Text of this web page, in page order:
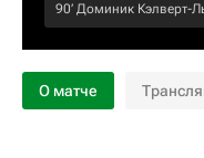
90‎’‎ Доминик Кэлверт-
О матче